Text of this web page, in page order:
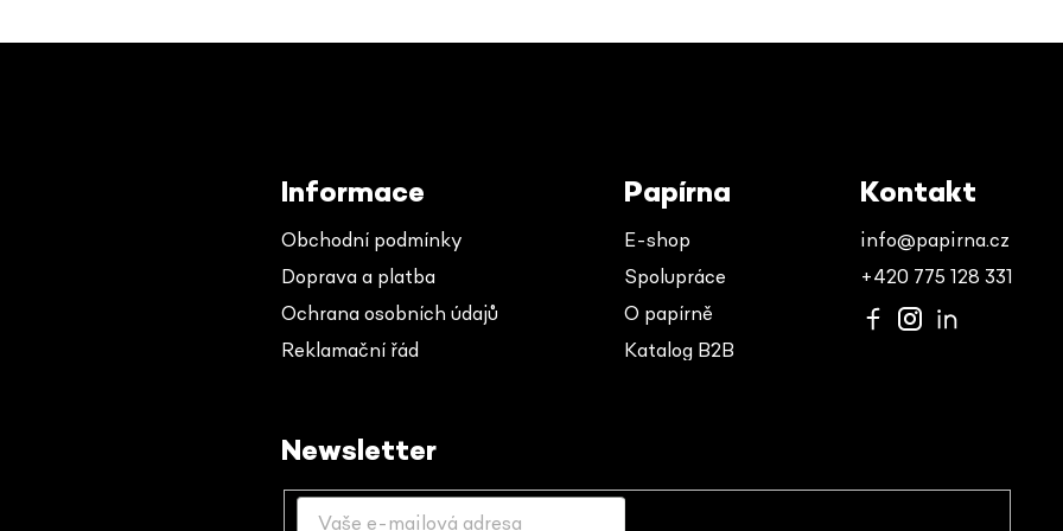
Informace
Obchodní podmínky
Doprava a platba
Ochrana osobních údajů
Reklamační řád
Papírna
E-shop
Spolupráce
O papírně
Katalog B2B
Kontakt
info@papirna.cz
+420 775 128 331
Newsletter